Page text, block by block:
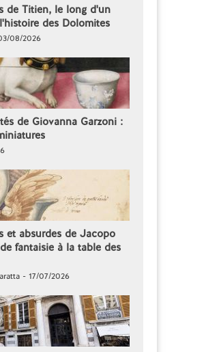
de Titien, le long d'un
des Dolomites
08/2026
de Giovanna Garzoni :
et absurdes de Jacopo
fantaisie à la table des
- 17/07/2026